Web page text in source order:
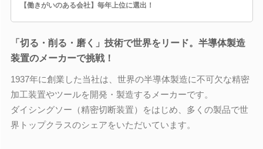
【働きがいのある会社】毎年上位に選出！
「切る・削る・磨く」技術で世界をリード。半導体製造
装置のメーカーで挑戦！
1937年に創業した当社は、世界の半導体製造に不可欠な精密
加工装置やツールを開発・製造するメーカーです。
ダイシングソー（精密切断装置）をはじめ、多くの製品で世
界トップクラスのシェアをいただいています。